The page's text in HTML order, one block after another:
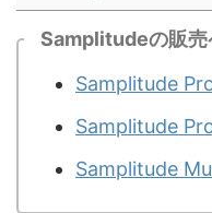
Samplitudeの販売
Samplitude
Samplitude
Samplitude